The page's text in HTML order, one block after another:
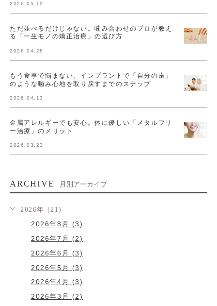
2026.05.19
ただ並べるだけじゃない。噛み合わせのプロが教え
る「一生モノの矯正治療」の選び方
2026.04.28
もう食事で悩まない。インプラントで「自分の歯」
のような噛み心地を取り戻すまでのステップ
2026.04.13
金属アレルギーでも安心。体に優しい「メタルフリ
ー治療」のメリット
2026.03.23
ARCHIVE 月別アーカイブ
2026年 (21)
2026年8月 (3)
2026年7月 (2)
2026年6月 (3)
2026年5月 (3)
2026年4月 (3)
2026年3月 (2)